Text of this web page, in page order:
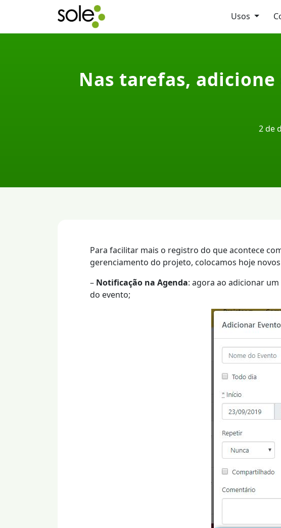
Usos
Nas tarefas,
2 de
Para facilitar mais o registro do que acontece
gerenciamento do projeto, colocamos hoje
– Notificação na Agenda: agora ao adicionar
do evento;